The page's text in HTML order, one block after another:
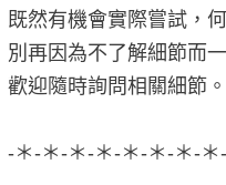
既然有機會實際嘗試，
別再因為不了解細節而
歡迎隨時詢問相關細節。
-＊-＊-＊-＊-＊-＊-＊-